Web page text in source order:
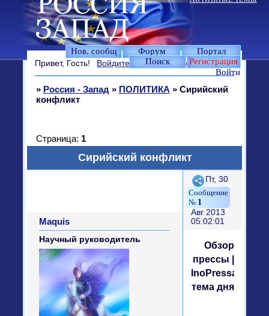
Нов. сообщ Форум
Портал
Поиск
Регистрация
Войти
Привет, Гость! Войдите илизарегистрируйтесь.
» Россия - Запад » ПОЛИТИКА » Сирийский
конфликт
Сирийский конфликт
Страница: 1
Поделиться
1
Пт, 30
Авг 2013
05:02:01
Maquis
Научный руководитель
Обзор
прессы |
InoPressa:
тема дня